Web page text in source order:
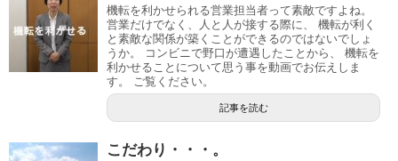
機転を利かせられる営業担当者って素敵ですよね。
営業だけでなく、人と人が接する際に、 機転が利く
と素敵な関係が築くことができるのではないでしょ
うか。 コンビニで野口が遭遇したことから、 機転を
利かせることについて思う事を動画でお伝えしま
す。 ご覧ください。
記事を読む
こだわり・・・。